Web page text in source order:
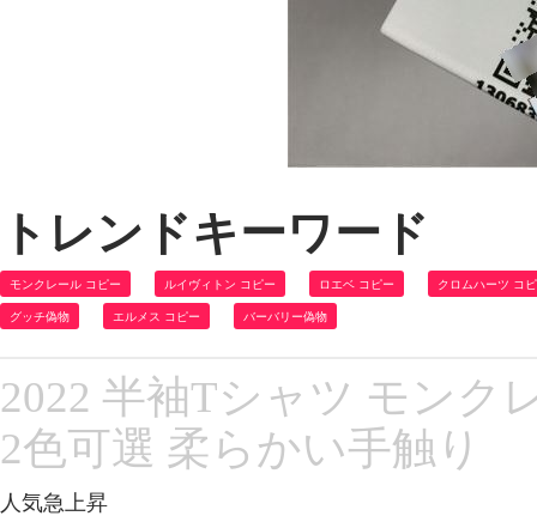
トレンドキーワード
モンクレール コピー ルイヴィトン コピー ロエベ コピー クロムハーツ コ
グッチ偽物 エルメス コピー バーバリー偽物
2022 半袖Tシャツ モンク
2色可選 柔らかい手触り
人気急上昇